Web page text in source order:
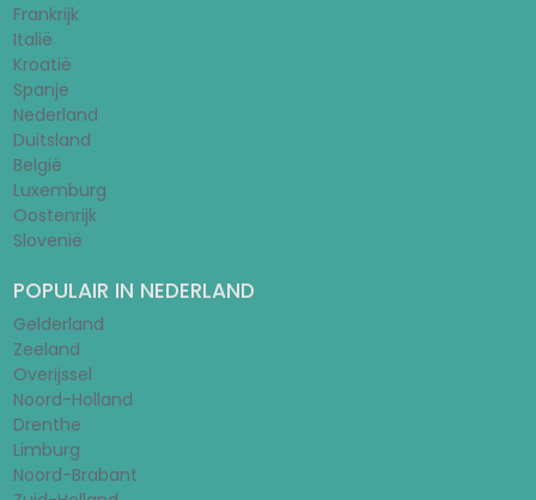
Frankrijk
Italië
Kroatië
Spanje
Nederland
Duitsland
België
Luxemburg
Oostenrijk
Slovenië
POPULAIR IN NEDERLAND
Gelderland
Zeeland
Overijssel
Noord-Holland
Drenthe
Limburg
Noord-Brabant